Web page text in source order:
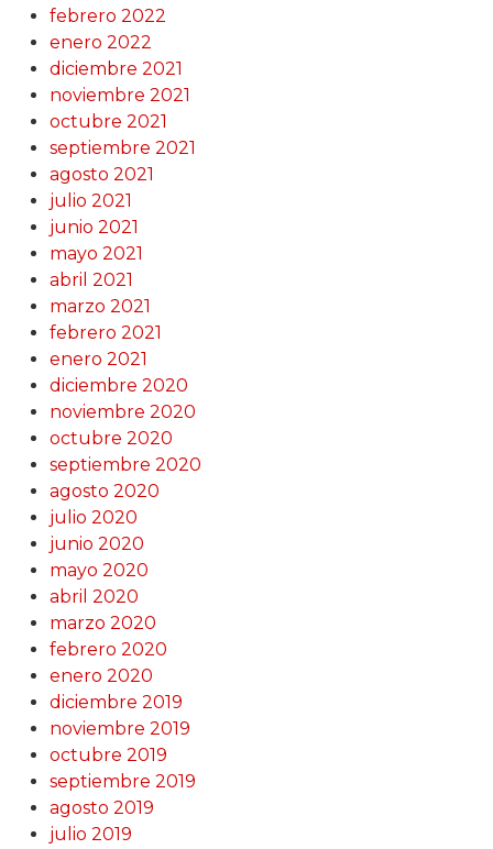
febrero 2022
enero 2022
diciembre 2021
noviembre 2021
octubre 2021
septiembre 2021
agosto 2021
julio 2021
junio 2021
mayo 2021
abril 2021
marzo 2021
febrero 2021
enero 2021
diciembre 2020
noviembre 2020
octubre 2020
septiembre 2020
agosto 2020
julio 2020
junio 2020
mayo 2020
abril 2020
marzo 2020
febrero 2020
enero 2020
diciembre 2019
noviembre 2019
octubre 2019
septiembre 2019
agosto 2019
julio 2019